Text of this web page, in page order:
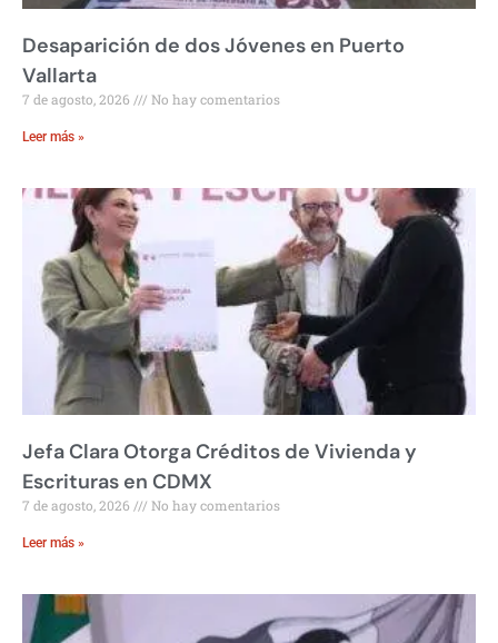
Desaparición de dos Jóvenes en Puerto
Vallarta
7 de agosto, 2026 No hay comentarios
Leer más »
Jefa Clara Otorga Créditos de Vivienda y
Escrituras en CDMX
7 de agosto, 2026 No hay comentarios
Leer más »